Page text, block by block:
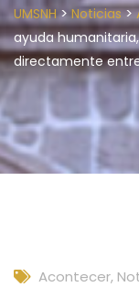
UMSNH> Noticias>
ayuda
directamente
Acontecer,